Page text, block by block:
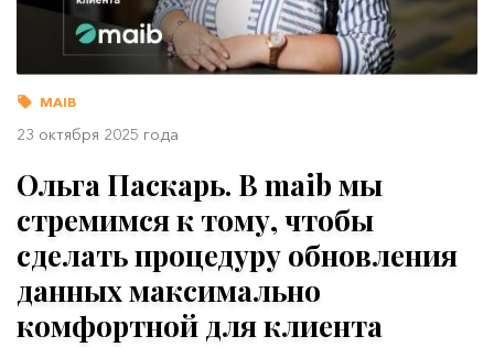
MAIB
23 октября 2025 года
Ольга Паскарь. В maib мы
стремимся к тому, чтобы
сделать процедуру обновления
данных максимально
комфортной для клиента